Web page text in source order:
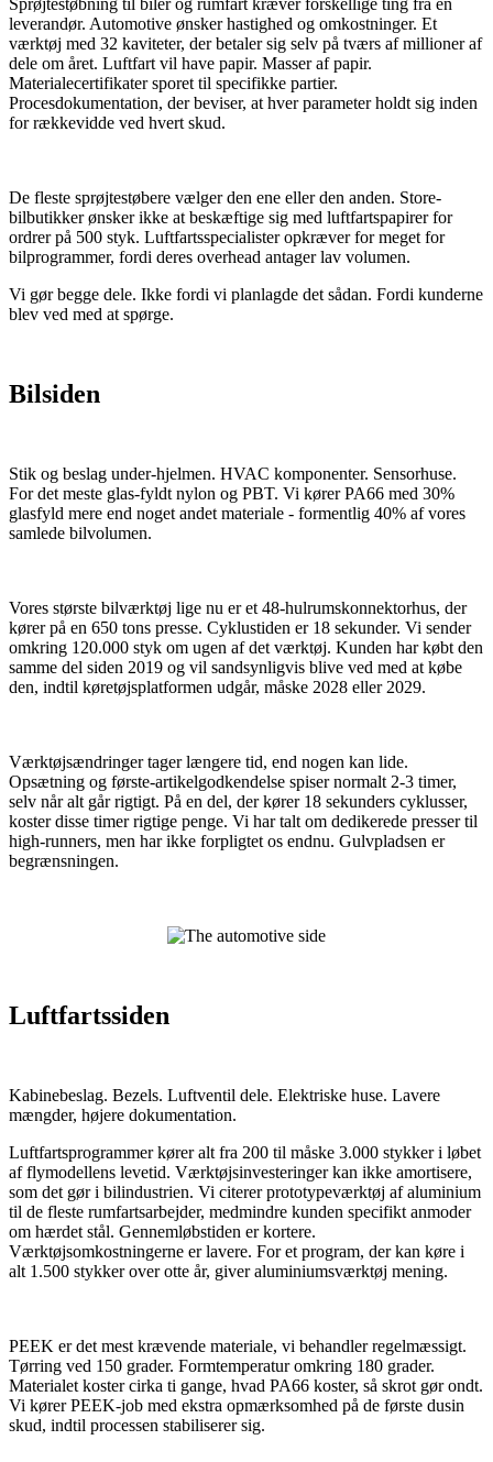
leverandør. Automotive ønsker hastighed og omkostninger. Et
værktøj med 32 kaviteter, der betaler sig selv på tværs af millioner af
dele om året. Luftfart vil have papir. Masser af papir.
Materialecertifikater sporet til specifikke partier.
Procesdokumentation, der beviser, at hver parameter holdt sig inden
for rækkevidde ved hvert skud.
De fleste sprøjtestøbere vælger den ene eller den anden. Store-
bilbutikker ønsker ikke at beskæftige sig med luftfartspapirer for
ordrer på 500 styk. Luftfartsspecialister opkræver for meget for
bilprogrammer, fordi deres overhead antager lav volumen.
Vi gør begge dele. Ikke fordi vi planlagde det sådan. Fordi kunderne
blev ved med at spørge.
Bilsiden
Stik og beslag under-hjelmen. HVAC komponenter. Sensorhuse.
For det meste glas-fyldt nylon og PBT. Vi kører PA66 med 30%
glasfyld mere end noget andet materiale - formentlig 40% af vores
samlede bilvolumen.
Vores største bilværktøj lige nu er et 48-hulrumskonnektorhus, der
kører på en 650 tons presse. Cyklustiden er 18 sekunder. Vi sender
omkring 120.000 styk om ugen af ​​det værktøj. Kunden har købt den
samme del siden 2019 og vil sandsynligvis blive ved med at købe
den, indtil køretøjsplatformen udgår, måske 2028 eller 2029.
Værktøjsændringer tager længere tid, end nogen kan lide.
Opsætning og første-artikelgodkendelse spiser normalt 2-3 timer,
selv når alt går rigtigt. På en del, der kører 18 sekunders cyklusser,
koster disse timer rigtige penge. Vi har talt om dedikerede presser til
high-runners, men har ikke forpligtet os endnu. Gulvpladsen er
begrænsningen.
Luftfartssiden
Kabinebeslag. Bezels. Luftventil dele. Elektriske huse. Lavere
mængder, højere dokumentation.
Luftfartsprogrammer kører alt fra 200 til måske 3.000 stykker i løbet
af flymodellens levetid. Værktøjsinvesteringer kan ikke amortisere,
som det gør i bilindustrien. Vi citerer prototypeværktøj af aluminium
til de fleste rumfartsarbejder, medmindre kunden specifikt anmoder
om hærdet stål. Gennemløbstiden er kortere.
Værktøjsomkostningerne er lavere. For et program, der kan køre i
alt 1.500 stykker over otte år, giver aluminiumsværktøj mening.
PEEK er det mest krævende materiale, vi behandler regelmæssigt.
Tørring ved 150 grader. Formtemperatur omkring 180 grader.
Materialet koster cirka ti gange, hvad PA66 koster, så skrot gør ondt.
Vi kører PEEK-job med ekstra opmærksomhed på de første dusin
skud, indtil processen stabiliserer sig.